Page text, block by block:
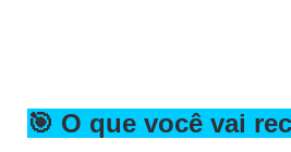
🎯 O que você vai